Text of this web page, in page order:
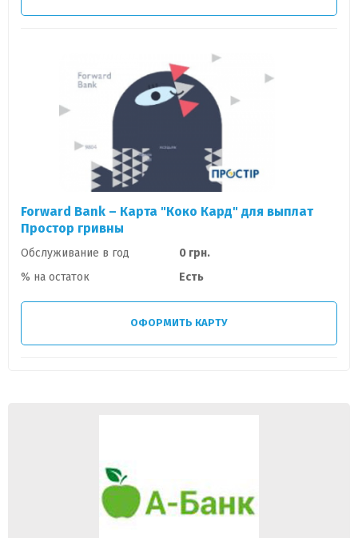
Forward Bank – Карта "Коко Кард" для выплат
Простор гривны
Обслуживание в год
0 грн.
% на остаток
Есть
ОФОРМИТЬ КАРТУ